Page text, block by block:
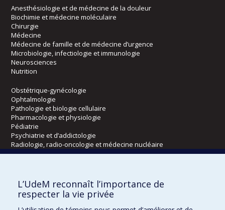
Anesthésiologie et de médecine de la douleur
Biochimie et médecine moléculaire
Chirurgie
Médecine
Médecine de famille et de médecine d’urgence
Microbiologie, infectiologie et immunologie
Neurosciences
Nutrition
Obstétrique-gynécologie
Ophtalmologie
Pathologie et biologie cellulaire
Pharmacologie et physiologie
Pédiatrie
Psychiatrie et d’addictologie
Radiologie, radio-oncologie et médecine nucléaire
Écoles
Kinésiologie et des sciences de l’activité physique
Orthophonie et audiologie
L’UdeM reconnaît l’importance de
respecter la vie privée